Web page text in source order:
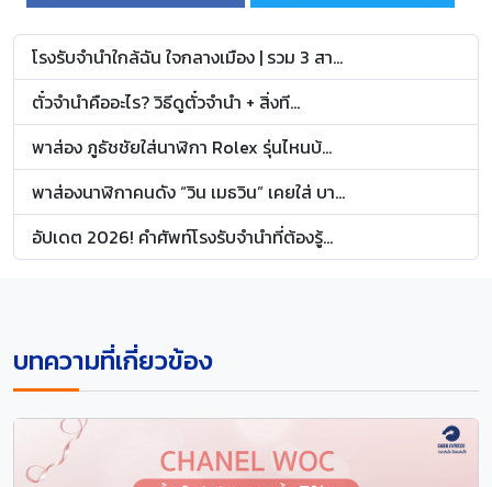
โรงรับจำนำใกล้ฉัน ใจกลางเมือง | รวม 3 สา...
ตั๋วจำนำคืออะไร? วิธีดูตั๋วจำนำ + สิ่งที...
พาส่อง ภูธัชชัยใส่นาฬิกา Rolex รุ่นไหนบ้...
พาส่องนาฬิกาคนดัง “วิน เมธวิน” เคยใส่ บา...
อัปเดต 2026! คำศัพท์โรงรับจำนำที่ต้องรู้...
บทความที่เกี่ยวข้อง